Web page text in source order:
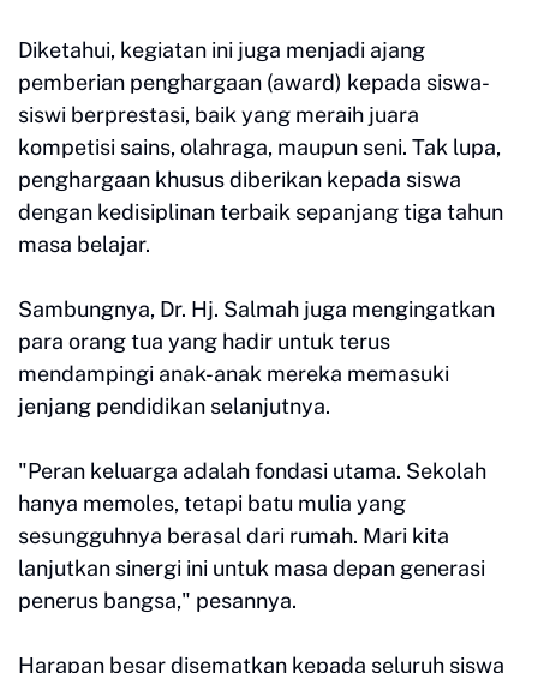
Diketahui, kegiatan ini juga menjadi ajang
pemberian penghargaan (award) kepada siswa-
siswi berprestasi, baik yang meraih juara
kompetisi sains, olahraga, maupun seni. Tak lupa,
penghargaan khusus diberikan kepada siswa
dengan kedisiplinan terbaik sepanjang tiga tahun
masa belajar.
Sambungnya, Dr. Hj. Salmah juga mengingatkan
para orang tua yang hadir untuk terus
mendampingi anak-anak mereka memasuki
jenjang pendidikan selanjutnya.
"Peran keluarga adalah fondasi utama. Sekolah
hanya memoles, tetapi batu mulia yang
sesungguhnya berasal dari rumah. Mari kita
lanjutkan sinergi ini untuk masa depan generasi
penerus bangsa," pesannya.
Harapan besar disematkan kepada seluruh siswa